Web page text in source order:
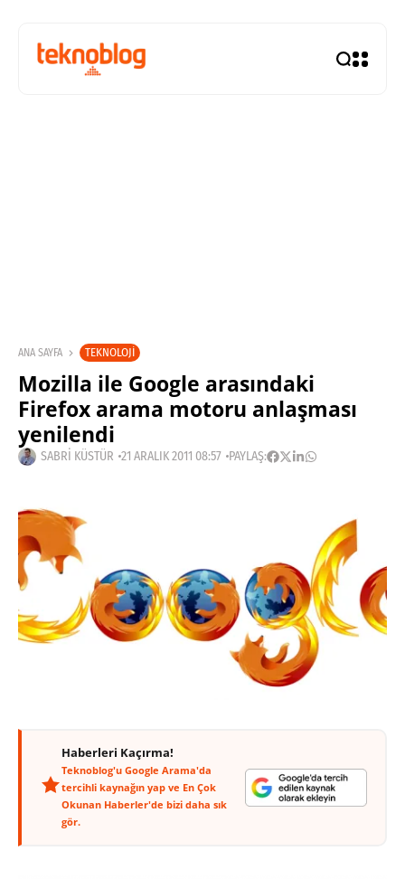
ANA SAYFA TEKNOLOJI
Mozilla ile Google arasındaki
Firefox arama motoru anlaşması
yenilendi
SABRI KÜSTÜR 21 ARALIK 2011 08:57 PAYLAŞ:
Haberleri Kaçırma!
Teknoblog'u Google Arama'da
tercihli kaynağın yap ve En Çok
Okunan Haberler'de bizi daha sık
gör.